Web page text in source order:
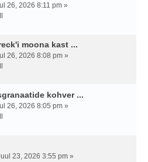
26, 2026 8:11 pm »
moona kast ...
26, 2026 8:08 pm »
kohver ...
26, 2026 8:05 pm »
23, 2026 3:55 pm »